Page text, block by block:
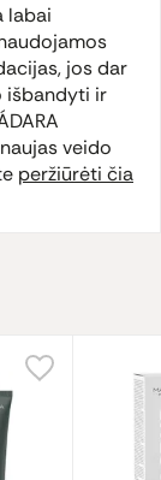
labai
jos dar
išbandyti ir
veido
peržiūrėti čia